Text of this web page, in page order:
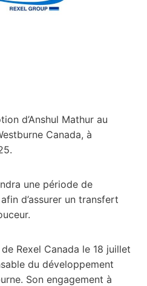
d’Anshul Mathur au
Canada, à
une période de
d’assurer un transfert
Rexel Canada le 18 juillet
du développement
Son engagement à